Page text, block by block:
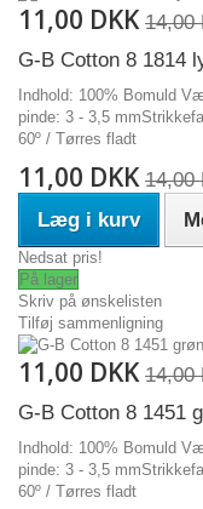
11,00 DKK 14,00
G-B Cotton 8 1814
Indhold: 100% Bomuld
pinde: 3 - 3,5
60º / Tørres fladt
11,00 DKK 14,00
Læg i kurv
Nedsat pris!
På lager
Skriv på ønskelisten
Tilføj sammenligning
11,00 DKK 14,00
G-B Cotton 8 1451
Indhold: 100% Bomuld
pinde: 3 - 3,5
60º / Tørres fladt